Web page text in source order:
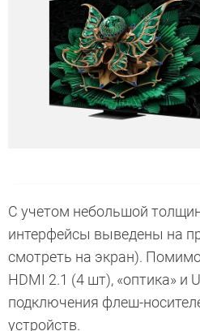
С учетом небольшой
интерфейсы выведены на
смотреть на экран).
HDMI 2.1 (4 шт), «оптика» и
подключения флеш-
устройств.